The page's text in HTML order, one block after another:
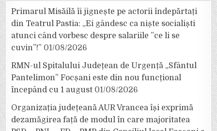
Primarul Misăilă îi jignește pe actorii îndepărtați
din Teatrul Pastia: „Ei gândesc ca niște socialiști
atunci când vorbesc despre salariile ”ce li se
cuvin”!” 01/08/2026
RMN-ul Spitalului Județean de Urgență „Sfântul
Pantelimon” Focșani este din nou funcțional
începând cu 1 august 01/08/2026
Organizația județeană AUR Vrancea își exprimă
dezamăgirea față de modul în care majoritatea